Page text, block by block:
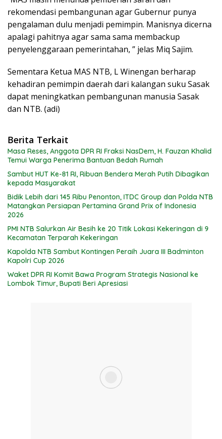
rekomendasi pembangunan agar Gubernur punya
pengalaman dulu menjadi pemimpin. Manisnya dicerna
apalagi pahitnya agar sama sama membackup
penyelenggaraan pemerintahan, ” jelas Miq Sajim.
Sementara Ketua MAS NTB, L Winengan berharap
kehadiran pemimpin daerah dari kalangan suku Sasak
dapat meningkatkan pembangunan manusia Sasak
dan NTB. (adi)
Berita Terkait
Masa Reses, Anggota DPR RI Fraksi NasDem, H. Fauzan Khalid
Temui Warga Penerima Bantuan Bedah Rumah
Sambut HUT Ke-81 RI, Ribuan Bendera Merah Putih Dibagikan
kepada Masyarakat
Bidik Lebih dari 145 Ribu Penonton, ITDC Group dan Polda NTB
Matangkan Persiapan Pertamina Grand Prix of Indonesia
2026
PMI NTB Salurkan Air Besih ke 20 Titik Lokasi Kekeringan di 9
Kecamatan Terparah Kekeringan
Kapolda NTB Sambut Kontingen Peraih Juara III Badminton
Kapolri Cup 2026
Waket DPR RI Komit Bawa Program Strategis Nasional ke
Lombok Timur, Bupati Beri Apresiasi